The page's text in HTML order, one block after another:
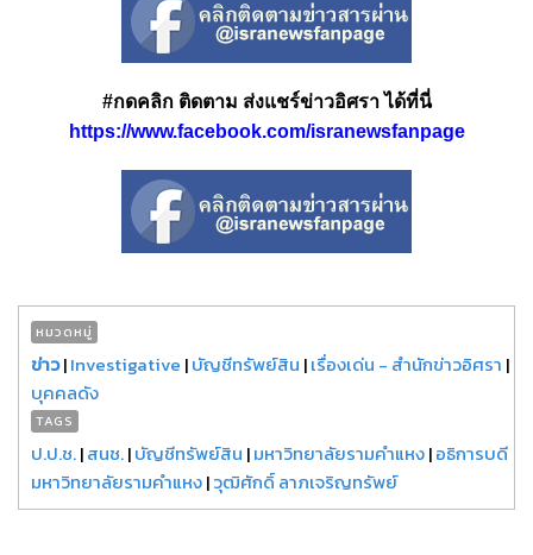
#กดคลิก ติดตาม ส่งแชร์ข่าวอิศรา ได้ที่นี่
https://www.facebook.com/isranewsfanpage
หมวดหมู่
ข่าว|Investigative |บัญชีทรัพย์สิน |เรื่องเด่น - สำนักข่าวอิศรา |
บุคคลดัง
TAGS
ป.ป.ช.|สนช.|บัญชีทรัพย์สิน |มหาวิทยาลัยรามคำแหง|อธิการบดี
มหาวิทยาลัยรามคำแหง|วุฒิศักดิ์ ลาภเจริญทรัพย์